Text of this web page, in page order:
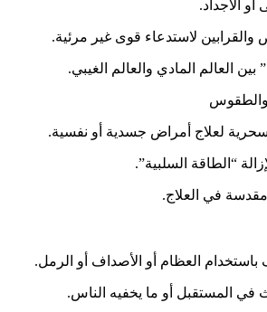
أو الأجداد.
والقرابين لاستدعاء قوى غير مرئية.
العالم المادي والعالم الغيبي.
لعلاج أمراض جسدية أو نفسية.
“الطاقة السلبية”.
في العلاج.
باستخدام العظام أو الأصداف أو الرمل.
في المستقبل أو ما يخفيه الناس.